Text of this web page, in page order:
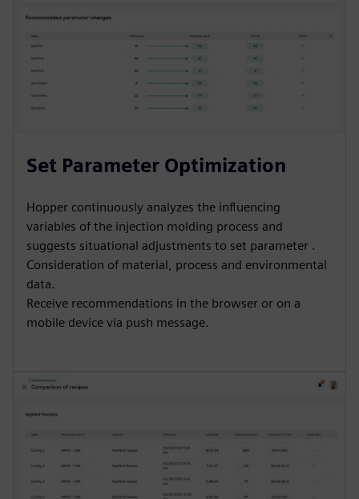
Set Parameter Optimization
Hopper continuously analyzes the influencing
variables of the injection molding process and
suggests situational adjustments to set parameter .
Consideration of material, process and environmental
data.
Receive recommendations in the browser or on a
mobile device via push message.